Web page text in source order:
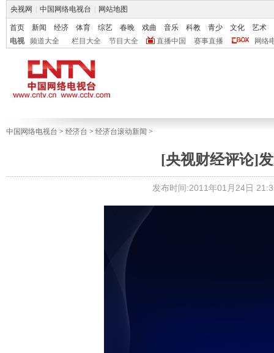
央视网 中国网络电视台 网站地图
首页 新闻 经济 体育 综艺 春晚 戏曲 音乐 科教 青少 文化
艺术
电视
频道大全 栏目大全 节目大全 直播中国 赛事直播 网络
中国网络电视台 > 经济台 > 经济台滚动新闻 >
[央视财经评论]
发布时间:2011年01月24日